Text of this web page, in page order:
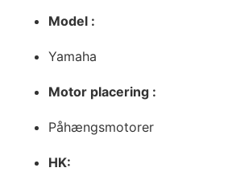
Model :
Yamaha
Motor placering :
Påhængsmotorer
HK: